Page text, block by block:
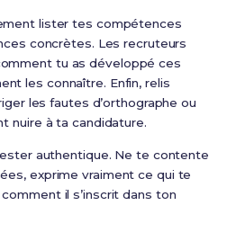
lister tes compétences
concrètes. Les recruteurs
tu as développé ces
les connaître. Enfin, relis
les fautes d’orthographe ou
nuire à ta candidature.
authentique. Ne te contente
exprime vraiment ce qui te
il s’inscrit dans ton